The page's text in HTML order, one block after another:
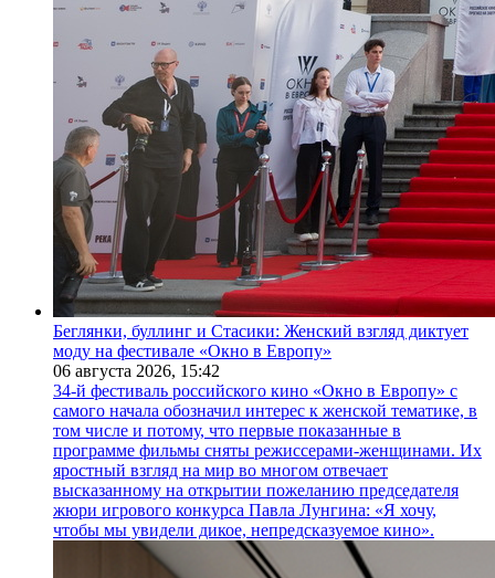
Беглянки, буллинг и Стасики: Женский взгляд диктует
моду на фестивале «Окно в Европу»
06 августа 2026, 15:42
34-й фестиваль российского кино «Окно в Европу» с
самого начала обозначил интерес к женской тематике, в
том числе и потому, что первые показанные в
программе фильмы сняты режиссерами-женщинами. Их
яростный взгляд на мир во многом отвечает
высказанному на открытии пожеланию председателя
жюри игрового конкурса Павла Лунгина: «Я хочу,
чтобы мы увидели дикое, непредсказуемое кино».